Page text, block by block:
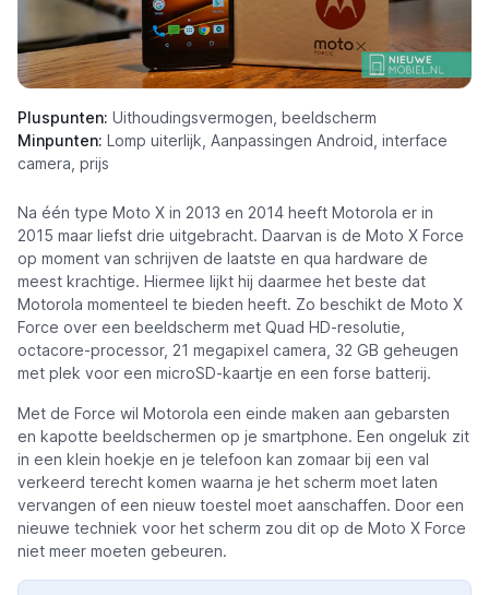
Pluspunten: Uithoudingsvermogen, beeldscherm
Minpunten: Lomp uiterlijk, Aanpassingen Android, interface
camera, prijs
Na één type Moto X in 2013 en 2014 heeft Motorola er in
2015 maar liefst drie uitgebracht. Daarvan is de Moto X Force
op moment van schrijven de laatste en qua hardware de
meest krachtige. Hiermee lijkt hij daarmee het beste dat
Motorola momenteel te bieden heeft. Zo beschikt de Moto X
Force over een beeldscherm met Quad HD-resolutie,
octacore-processor, 21 megapixel camera, 32 GB geheugen
met plek voor een microSD-kaartje en een forse batterij.
Met de Force wil Motorola een einde maken aan gebarsten
en kapotte beeldschermen op je smartphone. Een ongeluk zit
in een klein hoekje en je telefoon kan zomaar bij een val
verkeerd terecht komen waarna je het scherm moet laten
vervangen of een nieuw toestel moet aanschaffen. Door een
nieuwe techniek voor het scherm zou dit op de Moto X Force
niet meer moeten gebeuren.